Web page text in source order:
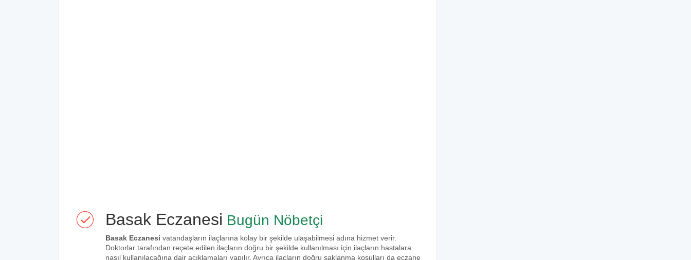
Basak Eczanesi Bugün Nöbetçi
Basak Eczanesi vatandaşların ilaçlarına kolay bir şekilde ulaşabilmesi adına hizmet verir.
Doktorlar tarafından reçete edilen ilaçların doğru bir şekilde kullanılması için ilaçların hastalara
nasıl kullanılacağına dair açıklamaları yapılır. Ayrıca ilaçların doğru saklanma koşulları da eczane